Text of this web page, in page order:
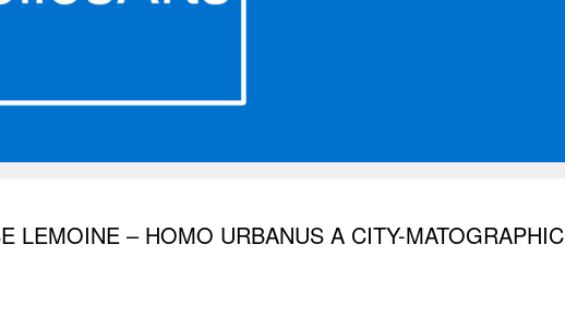
LEMOINE – HOMO URBANUS A CITY-MATOGRAPHIC